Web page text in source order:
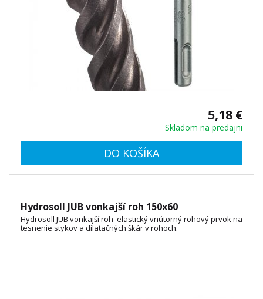
5,18 €
Skladom na predajni
DO KOŠÍKA
Hydrosoll JUB vonkajší roh 150x60
Hydrosoll JUB vonkajší roh elastický vnútorný rohový prvok na
tesnenie stykov a dilatačných škár v rohoch.